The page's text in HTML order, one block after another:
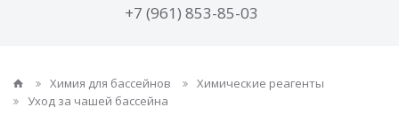
+7 (961) 853-85-03
Химия для бассейнов
Химические реагенты
Уход за чашей бассейна